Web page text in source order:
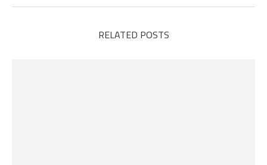
RELATED POSTS